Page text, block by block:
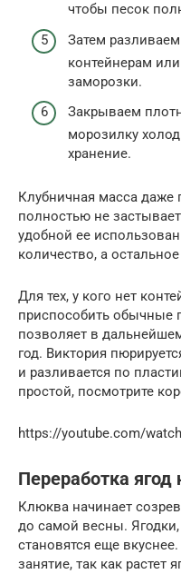
чтобы песок
Затем
контейнерам
заморозки.
Закрываем
морозилку
хранение.
Клубничная масса даже
полностью не
удобной ее
количество, а
Для тех, у кого нет
приспособить обычные
позволяет в
год. Виктория
и разливается по
простой, посмотрите
https://youtube.com/
Переработка ягод
Клюква начинает
до самой весны.
становятся еще
занятие, так как растет